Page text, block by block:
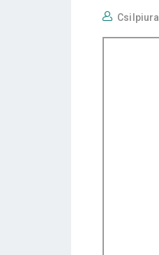
Csilpiura